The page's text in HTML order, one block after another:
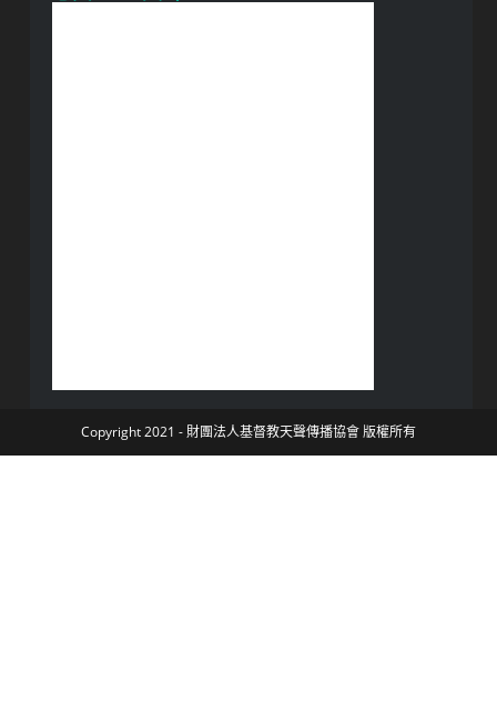
Copyright 2021 - 財團法人基督教天聲傳播協會 版權所有